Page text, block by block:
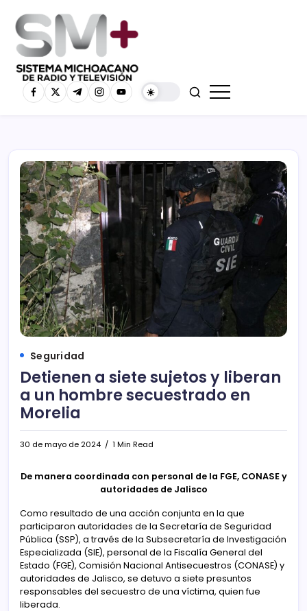
Seguridad
Detienen a siete sujetos y liberan
a un hombre secuestrado en
Morelia
30 de mayo de 2024 1 Min Read
De manera coordinada con personal de la FGE, CONASE y
autoridades de Jalisco
Como resultado de una acción conjunta en la que
participaron autoridades de la Secretaría de Seguridad
Pública (SSP), a través de la Subsecretaría de Investigación
Especializada (SIE), personal de la Fiscalía General del
Estado (FGE), Comisión Nacional Antisecuestros (CONASE) y
autoridades de Jalisco, se detuvo a siete presuntos
responsables del secuestro de una víctima, quien fue
liberada.